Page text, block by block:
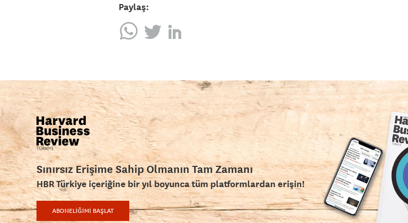
Paylaş:
Sınırsız Erişime Sahip Olmanın Tam Zamanı
HBR Türkiye içeriğine bir yıl boyunca tüm platformlardan erişin!
ABONELİĞİMİ BAŞLAT